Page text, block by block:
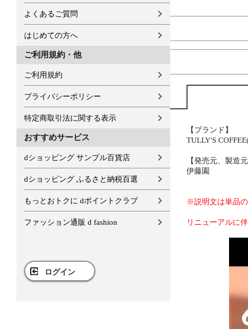
よくあるご質問
はじめての方へ
ご利用規約・他
ご利用規約
プライバシーポリシー
特定商取引法に関する表示
おすすめサービス
dショッピング サンプル百貨店
dショッピング ふるさと納税百選
もっとおトクに dポイントクラブ
ファッション通販 d fashion
ログイン
【ブランド】
TULLY'S
【発売元、製造
伊藤園
※説明文は単品の
リニューアルに